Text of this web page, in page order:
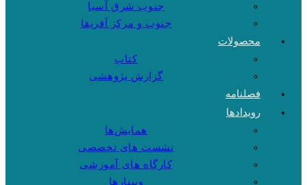
جنوب شرق آسیا
جنوب و مرکز آفریقا
محصولات
کتاب
گزارش پژوهشی
فصلنامه
رویدادها
همایش‌ها
نشست های تخصصی
کارگاه های آموزشی
وبینارها